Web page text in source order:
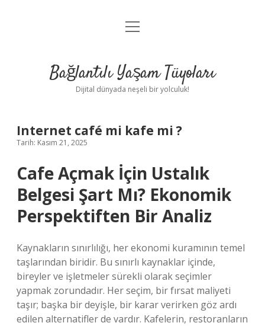
Anasayfa
Yasal Uyarı
menüyü
Bağlantılı Yaşam Tüyoları
Dijital dünyada neşeli bir yolculuk!
Internet café mi kafe mi ?
Tarih: Kasım 21, 2025
Cafe Açmak İçin Ustalık
Belgesi Şart Mı? Ekonomik
Perspektiften Bir Analiz
Kaynakların sınırlılığı, her ekonomi kuramının temel
taşlarından biridir. Bu sınırlı kaynaklar içinde,
bireyler ve işletmeler sürekli olarak seçimler
yapmak zorundadır. Her seçim, bir fırsat maliyeti
taşır; başka bir deyişle, bir karar verirken göz ardı
edilen alternatifler de vardır. Kafelerin, restoranların